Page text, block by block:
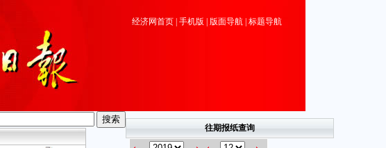
经济网首页 手机版 版面导航 标题导航
往期报纸查询